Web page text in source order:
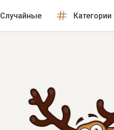
Случайные Категории